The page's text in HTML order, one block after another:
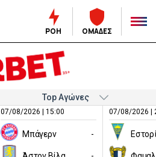
ΡΟΗ ΟΜΑΔΕΣ
07/08/2026 | 15:00
Μπάγερν -
07/08/2026 |